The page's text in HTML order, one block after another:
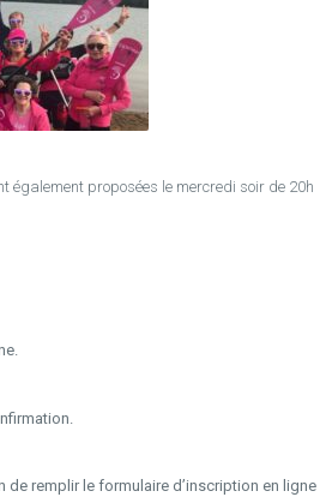
également proposées le mercredi soir de 20h
de remplir le formulaire d’inscription en ligne